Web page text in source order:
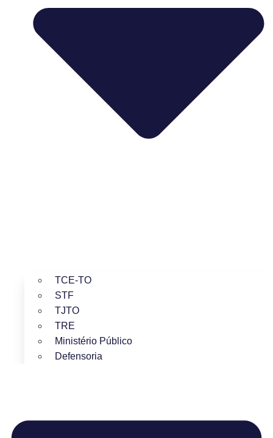
TCE-TO
STF
TJTO
TRE
Ministério Público
Defensoria